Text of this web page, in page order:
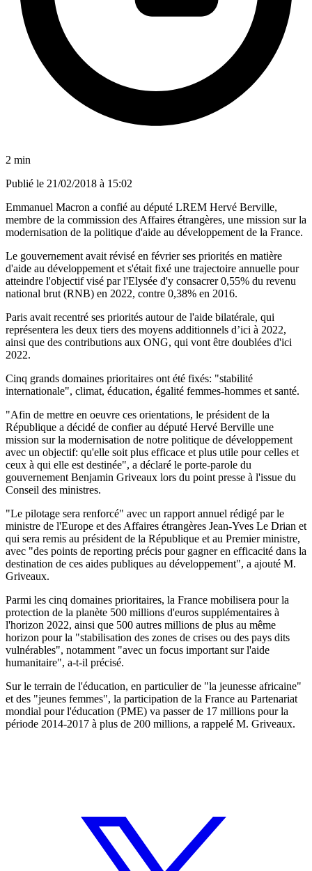
2 min
Publié le 21/02/2018 à 15:02
Emmanuel Macron a confié au député LREM Hervé Berville,
membre de la commission des Affaires étrangères, une mission sur la
modernisation de la politique d'aide au développement de la France.
Le gouvernement avait révisé en février ses priorités en matière
d'aide au développement et s'était fixé une trajectoire annuelle pour
atteindre l'objectif visé par l'Elysée d'y consacrer 0,55% du revenu
national brut (RNB) en 2022, contre 0,38% en 2016.
Paris avait recentré ses priorités autour de l'aide bilatérale, qui
représentera les deux tiers des moyens additionnels d’ici à 2022,
ainsi que des contributions aux ONG, qui vont être doublées d'ici
2022.
Cinq grands domaines prioritaires ont été fixés: "stabilité
internationale", climat, éducation, égalité femmes-hommes et santé.
"Afin de mettre en oeuvre ces orientations, le président de la
République a décidé de confier au député Hervé Berville une
mission sur la modernisation de notre politique de développement
avec un objectif: qu'elle soit plus efficace et plus utile pour celles et
ceux à qui elle est destinée", a déclaré le porte-parole du
gouvernement Benjamin Griveaux lors du point presse à l'issue du
Conseil des ministres.
"Le pilotage sera renforcé" avec un rapport annuel rédigé par le
ministre de l'Europe et des Affaires étrangères Jean-Yves Le Drian et
qui sera remis au président de la République et au Premier ministre,
avec "des points de reporting précis pour gagner en efficacité dans la
destination de ces aides publiques au développement", a ajouté M.
Griveaux.
Parmi les cinq domaines prioritaires, la France mobilisera pour la
protection de la planète 500 millions d'euros supplémentaires à
l'horizon 2022, ainsi que 500 autres millions de plus au même
horizon pour la "stabilisation des zones de crises ou des pays dits
vulnérables", notamment "avec un focus important sur l'aide
humanitaire", a-t-il précisé.
Sur le terrain de l'éducation, en particulier de "la jeunesse africaine"
et des "jeunes femmes", la participation de la France au Partenariat
mondial pour l'éducation (PME) va passer de 17 millions pour la
période 2014-2017 à plus de 200 millions, a rappelé M. Griveaux.